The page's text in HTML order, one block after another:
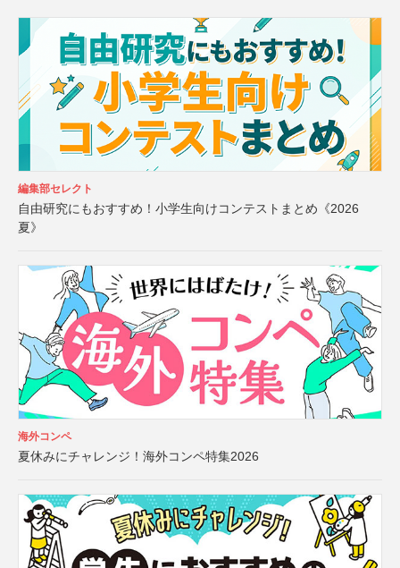
編集部セレクト
自由研究にもおすすめ！小学生向けコンテストまとめ《2026
夏》
海外コンペ
夏休みにチャレンジ！海外コンペ特集2026